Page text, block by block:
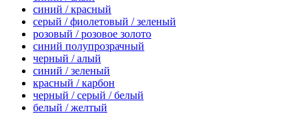
синий / красный
серый / фиолетовый / зеленый
розовый / розовое золото
синий полупрозрачный
черный / алый
синий / зеленый
красный / карбон
черный / серый / белый
белый / желтый